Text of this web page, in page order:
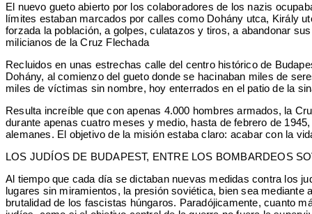
El nuevo gueto abierto por los colaboradores de los nazis
límites estaban marcados por calles como Dohány utca, Király
forzada la población, a golpes, culatazos y tiros, a abandonar
milicianos de la Cruz Flechada
Recluidos en unas estrechas calle del centro histórico de
Dohány, al comienzo del gueto donde se hacinaban miles de
miles de víctimas sin nombre, hoy enterrados en el patio de la
Resulta increíble que con apenas 4.000 hombres armados, la
durante apenas cuatro meses y medio, hasta de febrero de
alemanes. El objetivo de la misión estaba claro: acabar con la
LOS JUDÍOS DE BUDAPEST, ENTRE LOS BOMBARDEOS
Al tiempo que cada día se dictaban nuevas medidas contra los
lugares sin miramientos, la presión soviética, bien sea
brutalidad de los fascistas húngaros. Paradójicamente, cuanto